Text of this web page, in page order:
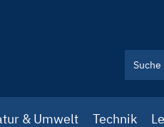
& Umwelt Technik